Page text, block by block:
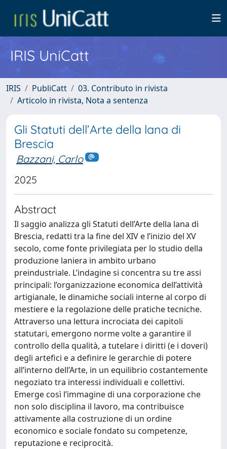
IRIS UniCatt
IRIS PubliCatt
03. Contributo in rivista
Articolo in rivista, Nota a sentenza
Gli Statuti dell’Arte della lana di
Brescia
Bazzani, Carlo
2025
Abstract
Il saggio analizza gli Statuti dell’Arte della lana di
Brescia, redatti tra la fine del XIV e l’inizio del XV
secolo, come fonte privilegiata per lo studio della
produzione laniera in ambito urbano
preindustriale. L’indagine si concentra su tre assi
principali: l’organizzazione economica dell’attività
artigianale, le dinamiche sociali interne al corpo di
mestiere e la regolazione delle pratiche tecniche.
Attraverso una lettura incrociata dei capitoli
statutari, emergono norme volte a garantire il
controllo della qualità, a tutelare i diritti (e i doveri)
degli artefici e a definire le gerarchie di potere
all’interno dell’Arte, in un equilibrio costantemente
negoziato tra interessi individuali e collettivi.
Emerge così l’immagine di una corporazione che
non solo disciplina il lavoro, ma contribuisce
attivamente alla costruzione di un ordine
economico e sociale fondato su competenze,
reputazione e reciprocità.